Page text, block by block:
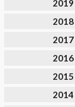
2019
2018
2017
2016
2015
2014